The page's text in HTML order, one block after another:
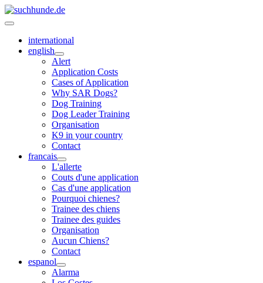
international
english
Alert
Application Costs
Cases of Application
Why SAR Dogs?
Dog Training
Dog Leader Training
Organisation
K9 in your country
Contact
francais
L'allerte
Couts d'une application
Cas d'une application
Pourquoi chienes?
Trainee des chiens
Trainee des guides
Organisation
Aucun Chiens?
Contact
espanol
Alarma